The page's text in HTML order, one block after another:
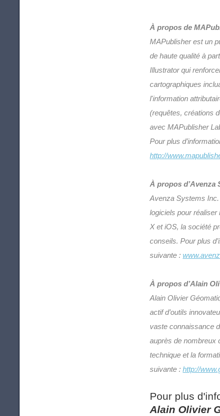
À propos de
MAPublisher est un
de haute qualité à
Illustrator qui
cartographiques
l'information
(requêtes, créations
avec MAPublisher
Pour plus
http://
À propos d’Avenza
Avenza Systems
logiciels pour
X et iOS, la société
conseils. Pour plus
suivante :
À propos d’Alain
Alain Olivier
actif d’outils
vaste connaissance
auprès de nombreux
technique et la
suivante : http://
Pour plus
Alain Olivier